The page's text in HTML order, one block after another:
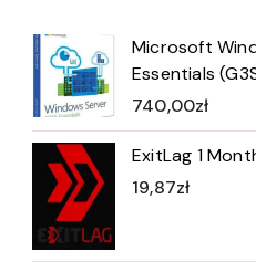
Microsoft
Essentials
740,00zł
ExitLag 1
19,87zł